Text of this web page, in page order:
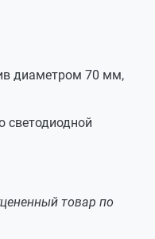
диаметром 70 мм,
светодиодной
товар по